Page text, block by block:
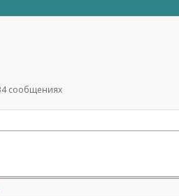
сообщениях